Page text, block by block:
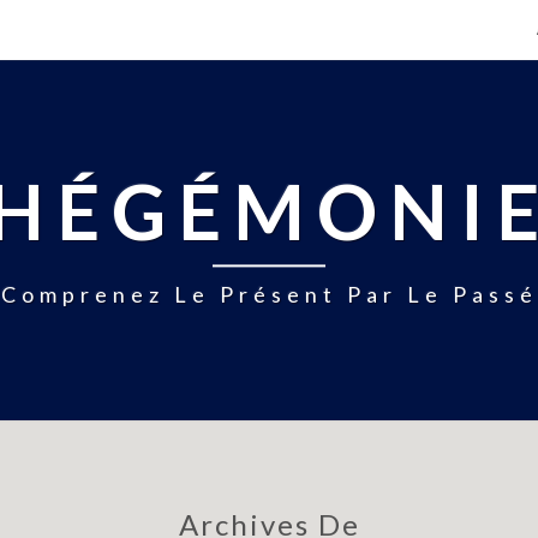
Comprenez Le Présent Par Le Passé
Archives De